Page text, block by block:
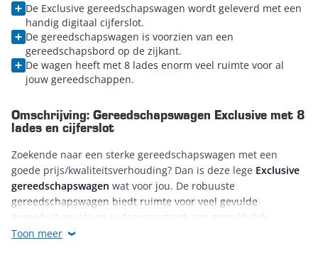
De Exclusive gereedschapswagen wordt geleverd met een
handig digitaal cijferslot.
De gereedschapswagen is voorzien van een
gereedschapsbord op de zijkant.
De wagen heeft met 8 lades enorm veel ruimte voor al
jouw gereedschappen.
Omschrijving: Gereedschapswagen Exclusive met 8
lades en cijferslot
Zoekende naar een sterke gereedschapswagen met een
goede prijs/kwaliteitsverhouding? Dan is deze lege Exclusive
gereedschapswagen wat voor jou. De robuuste
gereedschapswagen biedt ruimte voor veel gevulde
gereedschapsets en is daarnaast ook nog gemakkelijk
verrijdbaar.
Toon meer